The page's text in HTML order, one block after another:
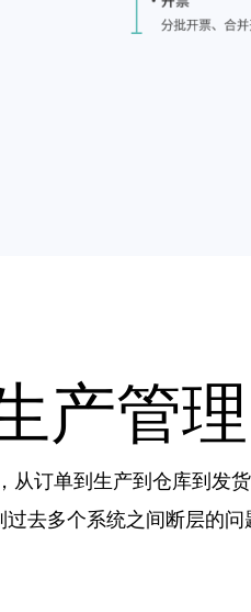
产管理
从订单到生产到仓库到发
过去多个系统之间断层的问